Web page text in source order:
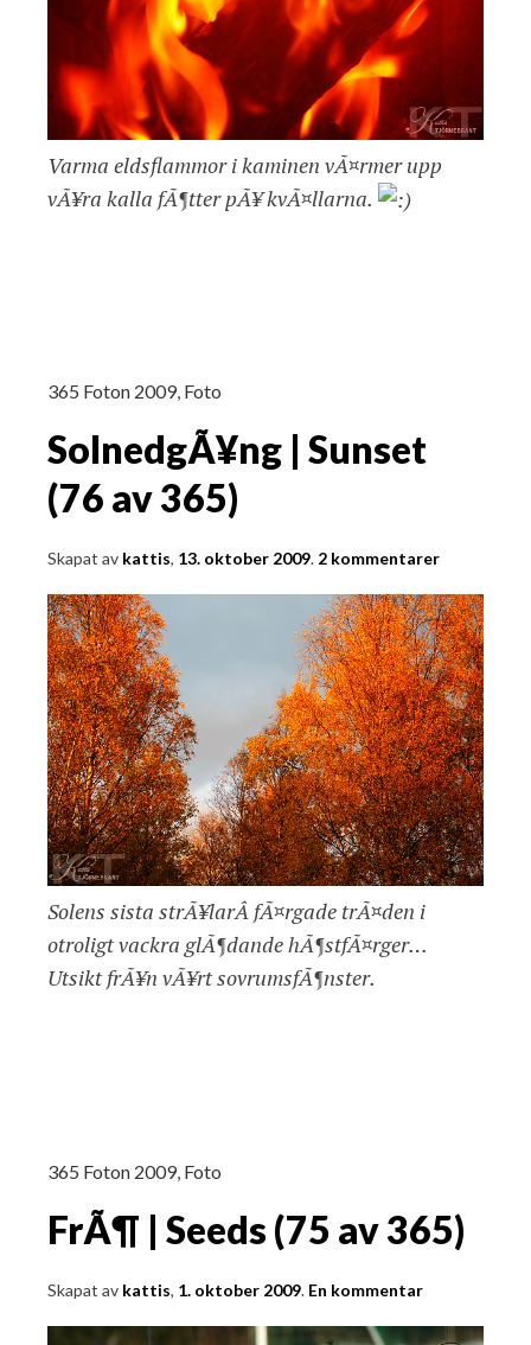
Varma eldsflammor i kaminen vÃ¤rmer upp
vÃ¥ra kalla fÃ¶tter pÃ¥ kvÃ¤llarna.
365 Foton 2009, Foto
SolnedgÃ¥ng | Sunset
(76 av 365)
Skapat av kattis, 13. oktober 2009. 2 kommentarer
Solens sista strÃ¥larÂ fÃ¤rgade trÃ¤den i
otroligt vackra glÃ¶dande hÃ¶stfÃ¤rger…
Utsikt frÃ¥n vÃ¥rt sovrumsfÃ¶nster.
365 Foton 2009, Foto
FrÃ¶ | Seeds (75 av 365)
Skapat av kattis, 1. oktober 2009. En kommentar